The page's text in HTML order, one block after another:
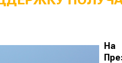
На
млн на